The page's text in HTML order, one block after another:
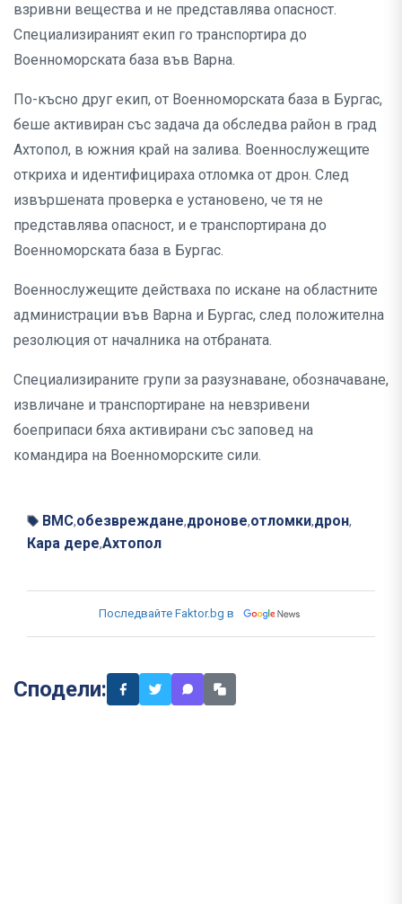
взривни вещества и не представлява опасност.
Специализираният екип го транспортира до
Военноморската база във Варна.
По-късно друг екип, от Военноморската база в Бургас,
беше активиран със задача да обследва район в град
Ахтопол, в южния край на залива. Военнослужещите
откриха и идентифицираха отломка от дрон. След
извършената проверка е установено, че тя не
представлява опасност, и е транспортирана до
Военноморската база в Бургас.
Военнослужещите действаха по искане на областните
администрации във Варна и Бургас, след положителна
резолюция от началника на отбраната.
Специализираните групи за разузнаване, обозначаване,
извличане и транспортиране на невзривени
боеприпаси бяха активирани със заповед на
командира на Военноморските сили.
ВМС,обезвреждане,дронове,отломки,дрон,
Кара дере,Ахтопол
Последвайте Faktor.bg в
Сподели: